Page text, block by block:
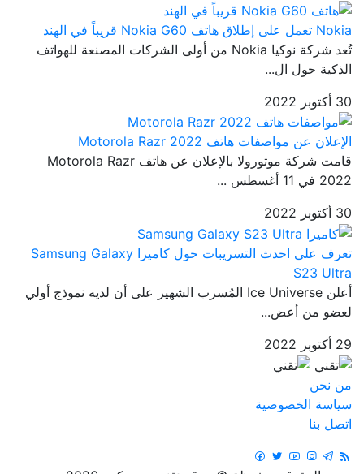
Nokia تعمل على إطلاق هاتف Nokia G60 قريباً في الهند
تُعد شركة نوكيا Nokia من أولى الشركات المصنعة للهواتف
الذكية حول ال...
30 أكتوبر 2022
الإعلان عن مواصفات هاتف Motorola Razr 2022
قامت شركة موتورولا بالإعلان عن هاتف Motorola Razr
2022 في 11 أغسطس ...
30 أكتوبر 2022
تعرف على احدث التسريبات حول كاميرا Samsung Galaxy
S23 Ultra
أعلن Ice Universe المُسرب الشهير على أن لديه نموذج أولي
لعضو من أعض...
29 أكتوبر 2022
من نحن
سياسة الخصوصية
اتصل بنا